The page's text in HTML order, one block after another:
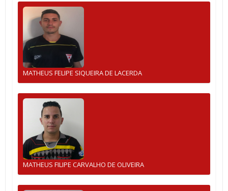
MATHEUS FELIPE SIQUEIRA DE LACERDA
MATHEUS FILIPE CARVALHO DE OLIVEIRA